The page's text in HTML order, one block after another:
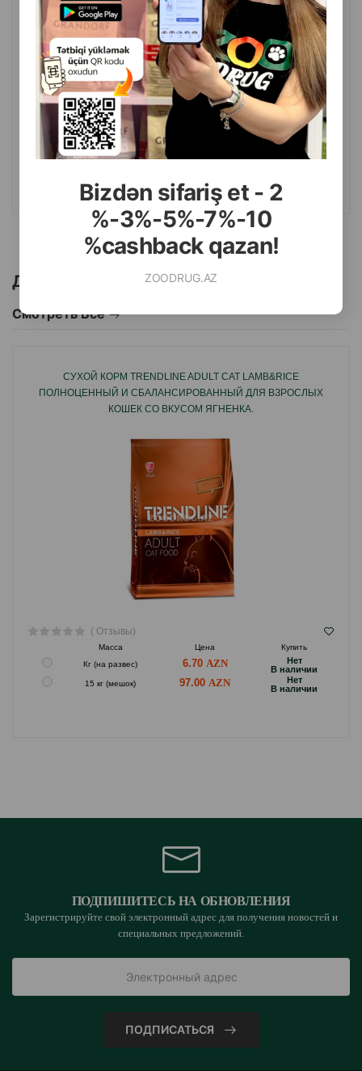
Bizdən sifariş et - 2
%-3%-5%-7%-10
%cashback qazan!
ZOODRUG.AZ
( Отзывы)
Масса Цена
Купить
400 гр (пачка)
13.00
КУПИТЬ
Другие товоры бренда
Смотреть Все
СУХОЙ КОРМ TRENDLINE ADULT CAT LAMB&RICE
ПОЛНОЦЕННЫЙ И СБАЛАНСИРОВАННЫЙ ДЛЯ ВЗРОСЛЫХ
КОШЕК СО ВКУСОМ ЯГНЕНКА.
( Отзывы)
Масса Цена
Купить
Кг (на развес)
6.70
Hет
B наличии
15 кг (мешок) 97.00
Hет
B наличии
ПОДПИШИТЕСЬ НА ОБНОВЛЕНИЯ
Зарегистрируйте свой электронный адрес для получения новостей и
специальных предложений.
ПОДПИСАТЬСЯ